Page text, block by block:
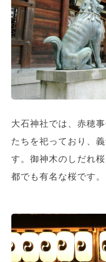
大石神社では、赤穂
たちを祀っており、
す。御神木のしだれ
都でも有名な桜です。